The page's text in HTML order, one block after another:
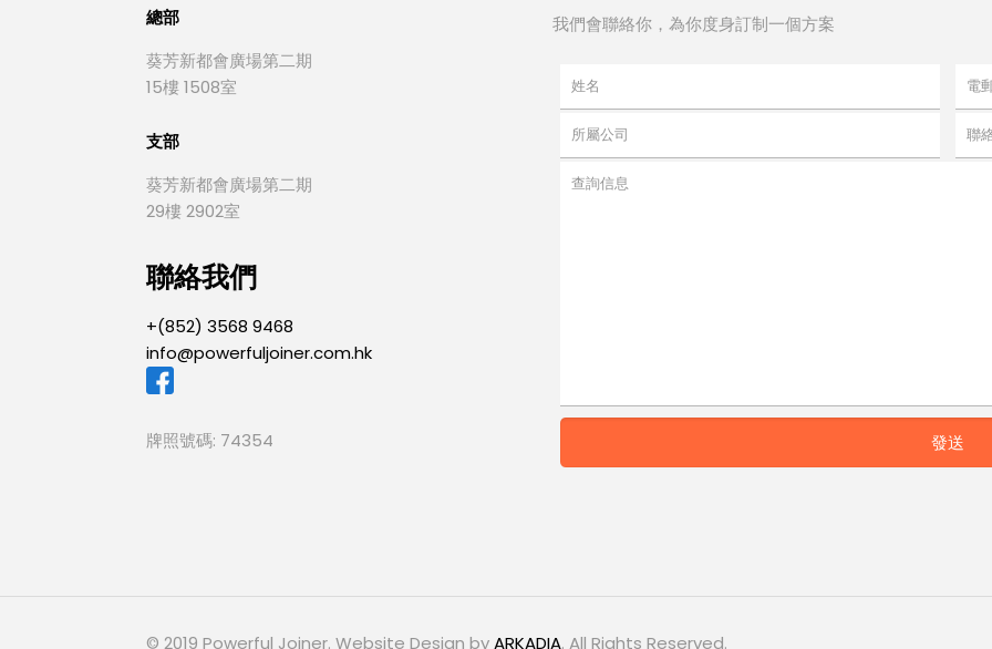
總部
葵芳新都會廣場第二期
15樓 1508室
支部
葵芳新都會廣場第二期
29樓 2902室
聯絡我們
+(852) 3568 9468
info@powerfuljoiner.com.hk
牌照號碼: 74354
我們會聯絡你，為你度身訂制一個方案
© 2019 Powerful Joiner. Website Design byARKADIA. All Rights Reserved.